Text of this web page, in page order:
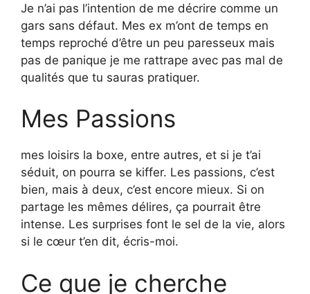
Je n’ai pas l’intention de me décrire comme un
gars sans défaut. Mes ex m’ont de temps en
temps reproché d’être un peu paresseux mais
pas de panique je me rattrape avec pas mal de
qualités que tu sauras pratiquer.
Mes Passions
mes loisirs la boxe, entre autres, et si je t’ai
séduit, on pourra se kiffer. Les passions, c’est
bien, mais à deux, c’est encore mieux. Si on
partage les mêmes délires, ça pourrait être
intense. Les surprises font le sel de la vie, alors
si le cœur t’en dit, écris-moi.
Ce que je cherche